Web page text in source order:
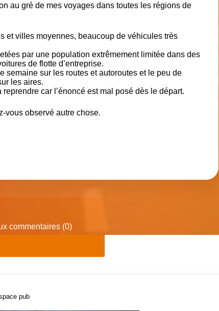
au gré de mes voyages dans toutes les régions de
et villes moyennes, beaucoup de véhicules très
par une population extrêmement limitée dans des
de flotte d’entreprise.
semaine sur les routes et autoroutes et le peu de
les aires.
car l’énoncé est mal posé dès le départ.
vous observé autre chose.
commentaires (0)
pub